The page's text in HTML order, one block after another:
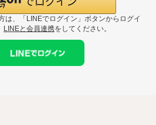
は、「LINEでログイン」ボタンからログイ
LINEと会員連携をしてください。